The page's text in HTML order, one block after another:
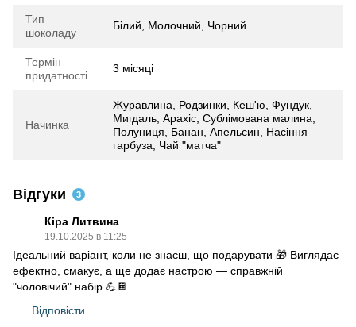
Тип
шоколаду
Білий, Молочний, Чорний
Термін
придатності
3 місяці
Начинка
Журавлина, Родзинки, Кеш'ю, Фундук,
Мигдаль, Арахіс, Сублімована малина,
Полуниця, Банан, Апельсин, Насіння
гарбуза, Чай "матча"
Відгуки 3
Кіра Литвина
19.10.2025 в 11:25
Ідеальний варіант, коли не знаєш, що подарувати 🎁 Виглядає
ефектно, смакує, а ще додає настрою — справжній
"чоловічий" набір 💪🍫
Відповісти